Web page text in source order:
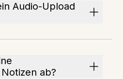
Audio-Upload
ab?